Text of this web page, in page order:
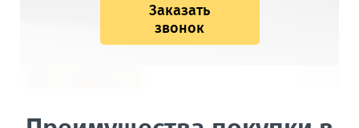
Заказать
звонок